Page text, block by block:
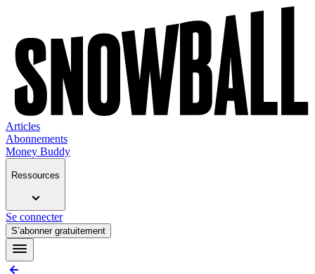
Articles
Abonnements
Money Buddy
Ressources
Se connecter
S’abonner gratuitement